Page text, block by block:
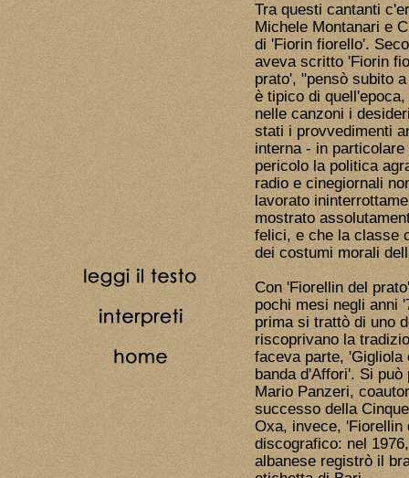
Tra questi cantanti
Michele Montanari e
di 'Fiorin fiorello'.
aveva scritto 'Fiorin
prato', "pensò subito
è tipico di
nelle canzoni i
stati i provvedimenti
interna - in
pericolo la politica
radio e cinegiornali
lavorato
mostrato
felici, e che la classe
dei costumi morali
Con 'Fiorellin del
pochi mesi negli anni
prima si trattò di uno
riscoprivano la
faceva parte, 'Gigliola
banda d'Affori'. Si
Mario Panzeri,
successo della
Oxa, invece, 'Fiorellin
discografico: nel
albanese registrò il